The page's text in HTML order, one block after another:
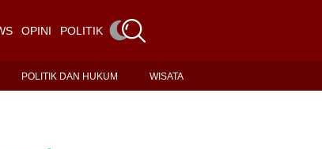
OPINI POLITIK DAN HUKUM
POLITIK DAN HUKUM WISATA